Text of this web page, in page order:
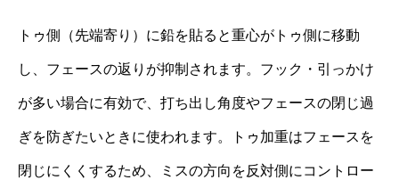
トゥ側（先端寄り）に鉛を貼ると重心がトゥ側に移動
し、フェースの返りが抑制されます。フック・引っかけ
が多い場合に有効で、打ち出し角度やフェースの閉じ過
ぎを防ぎたいときに使われます。トゥ加重はフェースを
閉じにくくするため、ミスの方向を反対側にコントロー